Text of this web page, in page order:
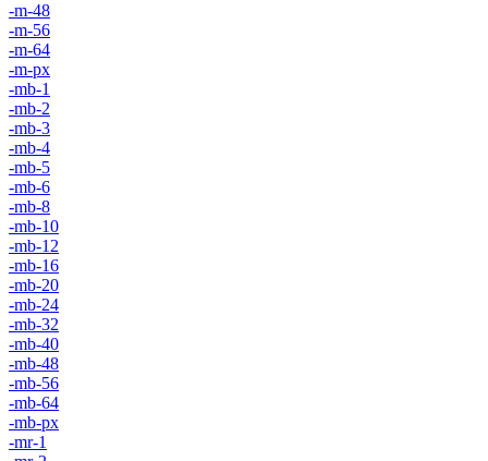
-m-48
-m-56
-m-64
-m-px
-mb-1
-mb-2
-mb-3
-mb-4
-mb-5
-mb-6
-mb-8
-mb-10
-mb-12
-mb-16
-mb-20
-mb-24
-mb-32
-mb-40
-mb-48
-mb-56
-mb-64
-mb-px
-mr-1